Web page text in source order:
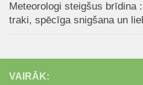
Meteorologi steigšus brīdina
traki, spēcīga snigšana un
VAIRĀK: